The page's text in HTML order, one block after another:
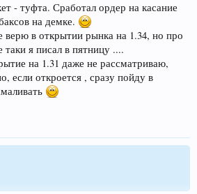
- туфта. Сработал ордер на касание
на демке.
верю в открытии рынка на 1.34, но про
таки я писал в пятницу ....
на 1.31 даже не рассматриваю,
если откроется , сразу пойду в